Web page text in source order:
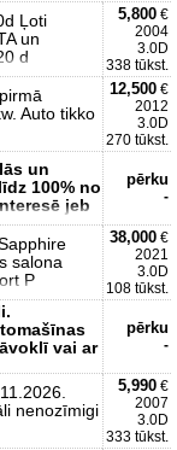
Ļoti
un
d
5,800 €
2004
3.0D
338 tūkst.
Auto tikko
12,500 €
2012
3.0D
270 tūkst.
un
100% no
jeb
pērku
-
salona
P
38,000 €
2021
3.0D
108 tūkst.
vai ar
pērku
-
nenozīmigi
5,990 €
2007
3.0D
333 tūkst.